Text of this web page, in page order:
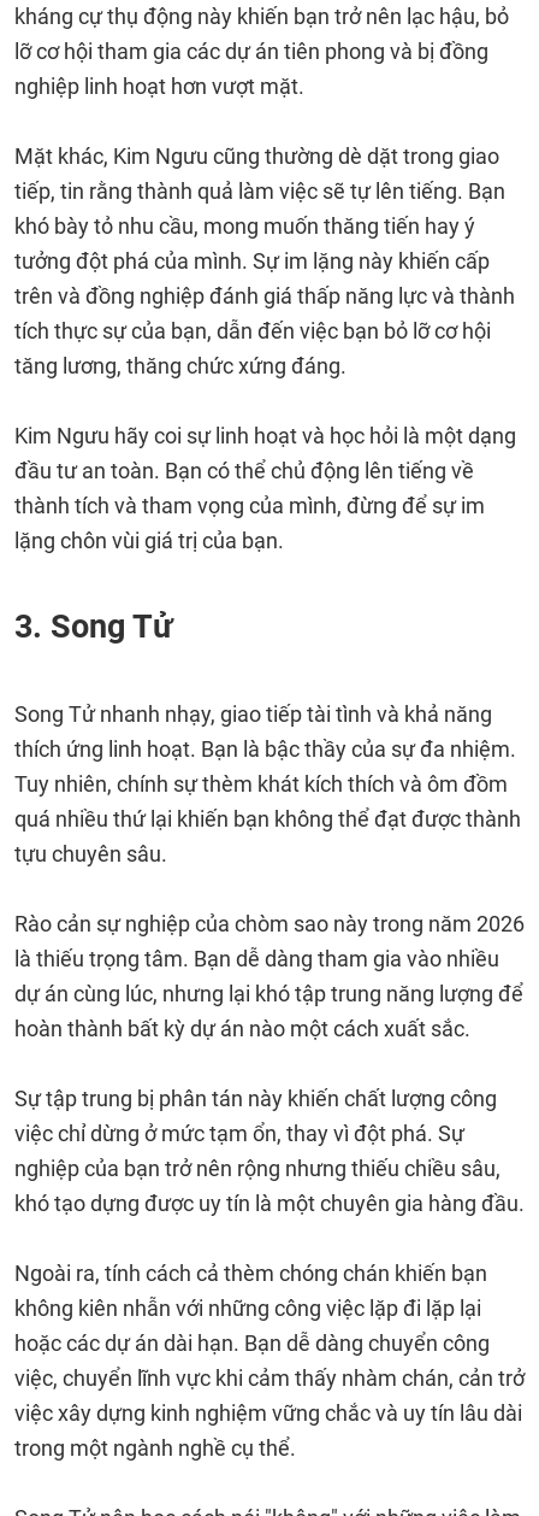
kháng cự thụ động này khiến bạn trở nên lạc hậu, bỏ
lỡ cơ hội tham gia các dự án tiên phong và bị đồng
nghiệp linh hoạt hơn vượt mặt.
Mặt khác, Kim Ngưu cũng thường dè dặt trong giao
tiếp, tin rằng thành quả làm việc sẽ tự lên tiếng. Bạn
khó bày tỏ nhu cầu, mong muốn thăng tiến hay ý
tưởng đột phá của mình. Sự im lặng này khiến cấp
trên và đồng nghiệp đánh giá thấp năng lực và thành
tích thực sự của bạn, dẫn đến việc bạn bỏ lỡ cơ hội
tăng lương, thăng chức xứng đáng.
Kim Ngưu hãy coi sự linh hoạt và học hỏi là một dạng
đầu tư an toàn. Bạn có thể chủ động lên tiếng về
thành tích và tham vọng của mình, đừng để sự im
lặng chôn vùi giá trị của bạn.
3. Song Tử
Song Tử nhanh nhạy, giao tiếp tài tình và khả năng
thích ứng linh hoạt. Bạn là bậc thầy của sự đa nhiệm.
Tuy nhiên, chính sự thèm khát kích thích và ôm đồm
quá nhiều thứ lại khiến bạn không thể đạt được thành
tựu chuyên sâu.
Rào cản sự nghiệp của chòm sao này trong năm 2026
là thiếu trọng tâm. Bạn dễ dàng tham gia vào nhiều
dự án cùng lúc, nhưng lại khó tập trung năng lượng để
hoàn thành bất kỳ dự án nào một cách xuất sắc.
Sự tập trung bị phân tán này khiến chất lượng công
việc chỉ dừng ở mức tạm ổn, thay vì đột phá. Sự
nghiệp của bạn trở nên rộng nhưng thiếu chiều sâu,
khó tạo dựng được uy tín là một chuyên gia hàng đầu.
Ngoài ra, tính cách cả thèm chóng chán khiến bạn
không kiên nhẫn với những công việc lặp đi lặp lại
hoặc các dự án dài hạn. Bạn dễ dàng chuyển công
việc, chuyển lĩnh vực khi cảm thấy nhàm chán, cản trở
việc xây dựng kinh nghiệm vững chắc và uy tín lâu dài
trong một ngành nghề cụ thể.